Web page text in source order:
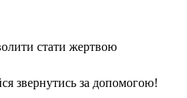
стати жертвою
звернутись за допомогою!